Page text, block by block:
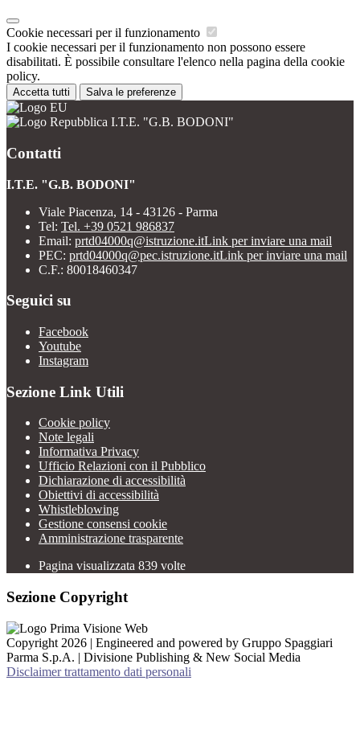
Cookie necessari per il funzionamento
I cookie necessari per il funzionamento non possono essere
disabilitati. È possibile consultare l'elenco nella pagina della cookie
policy.
Accetta tutti Salva le preferenze
I.T.E. "G.B. BODONI"
Contatti
I.T.E. "G.B. BODONI"
Viale Piacenza, 14 - 43126 - Parma
Tel: Tel. +39 0521 986837
Email: prtd04000q@istruzione.itLink per inviare una mail
PEC: prtd04000q@pec.istruzione.itLink per inviare una mail
C.F.: 80018460347
Seguici su
Facebook
Youtube
Instagram
Sezione Link Utili
Cookie policy
Note legali
Informativa Privacy
Ufficio Relazioni con il Pubblico
Dichiarazione di accessibilità
Obiettivi di accessibilità
Whistleblowing
Gestione consensi cookie
Amministrazione trasparente
Pagina visualizzata 839 volte
Sezione Copyright
Copyright 2026 | Engineered and powered by Gruppo Spaggiari
Parma S.p.A. | Divisione Publishing & New Social Media
Disclaimer trattamento dati personali